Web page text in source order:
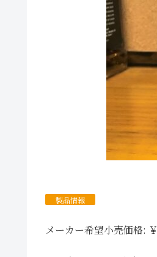
製品情報
メーカー希望小売価格: